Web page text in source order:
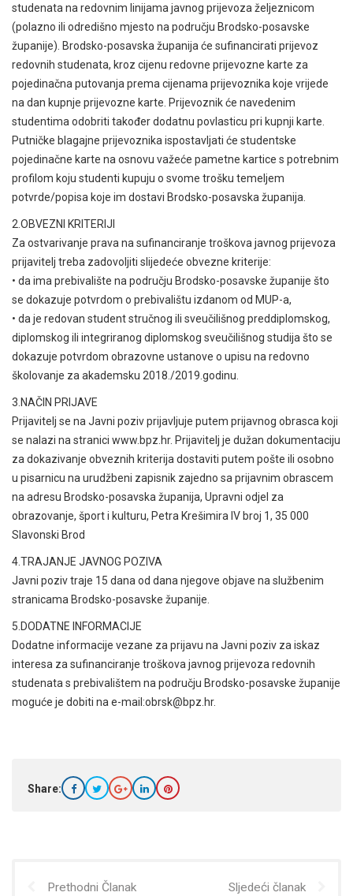
studenata na redovnim linijama javnog prijevoza željeznicom
(polazno ili odredišno mjesto na području Brodsko-posavske
županije). Brodsko-posavska županija će sufinancirati prijevoz
redovnih studenata, kroz cijenu redovne prijevozne karte za
pojedinačna putovanja prema cijenama prijevoznika koje vrijede
na dan kupnje prijevozne karte. Prijevoznik će navedenim
studentima odobriti također dodatnu povlasticu pri kupnji karte.
Putničke blagajne prijevoznika ispostavljati će studentske
pojedinačne karte na osnovu važeće pametne kartice s potrebnim
profilom koju studenti kupuju o svome trošku temeljem
potvrde/popisa koje im dostavi Brodsko-posavska županija.
2.OBVEZNI KRITERIJI
Za ostvarivanje prava na sufinanciranje troškova javnog prijevoza
prijavitelj treba zadovoljiti slijedeće obvezne kriterije:
• da ima prebivalište na području Brodsko-posavske županije što
se dokazuje potvrdom o prebivalištu izdanom od MUP-a,
• da je redovan student stručnog ili sveučilišnog preddiplomskog,
diplomskog ili integriranog diplomskog sveučilišnog studija što se
dokazuje potvrdom obrazovne ustanove o upisu na redovno
školovanje za akademsku 2018./2019.godinu.
3.NAČIN PRIJAVE
Prijavitelj se na Javni poziv prijavljuje putem prijavnog obrasca koji
se nalazi na stranici www.bpz.hr. Prijavitelj je dužan dokumentaciju
za dokazivanje obveznih kriterija dostaviti putem pošte ili osobno
u pisarnicu na urudžbeni zapisnik zajedno sa prijavnim obrascem
na adresu Brodsko-posavska županija, Upravni odjel za
obrazovanje, šport i kulturu, Petra Krešimira IV broj 1, 35 000
Slavonski Brod
4.TRAJANJE JAVNOG POZIVA
Javni poziv traje 15 dana od dana njegove objave na službenim
stranicama Brodsko-posavske županije.
5.DODATNE INFORMACIJE
Dodatne informacije vezane za prijavu na Javni poziv za iskaz
interesa za sufinanciranje troškova javnog prijevoza redovnih
studenata s prebivalištem na području Brodsko-posavske županije
moguće je dobiti na e-mail:obrsk@bpz.hr.
Share:
Prethodni Članak Sljedeći članak